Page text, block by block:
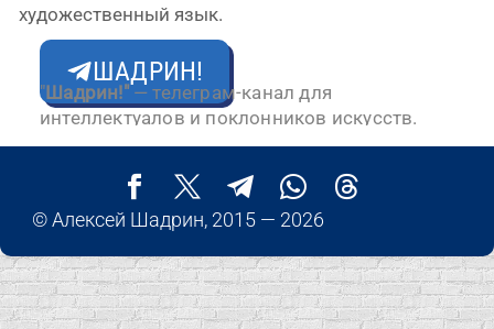
худо­же­ствен­ный язык.
ШАДРИН!
"Шадрин!" — телеграм-канал для
интеллектуалов и поклонников искусств.
© Алексей Шадрин, 2015 — 2026